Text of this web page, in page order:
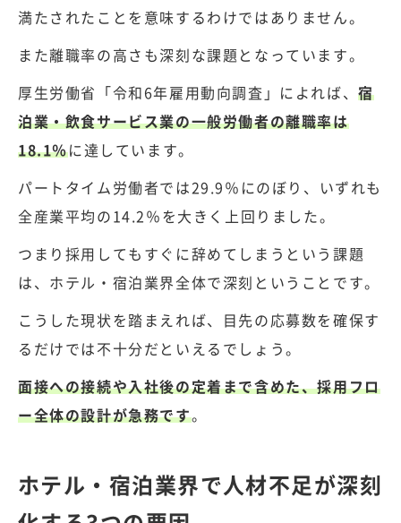
満たされたことを意味するわけではありません。
また離職率の高さも深刻な課題となっています。
厚生労働省「令和6年雇用動向調査」 によれば、宿
泊業・飲食サービス業の一般労働者の離職率は
18.1％に達しています。
パートタイム労働者では29.9％にのぼり、いずれも
全産業平均の14.2％を大きく上回りました。
つまり採用してもすぐに辞めてしまうという課題
は、ホテル・宿泊業界全体で深刻ということです。
こうした現状を踏まえれば、目先の応募数を確保す
るだけでは不十分だといえるでしょう。
面接への接続や入社後の定着まで含めた、採用フロ
ー全体の設計が急務です。
ホテル・宿泊業界で人材不足が深刻